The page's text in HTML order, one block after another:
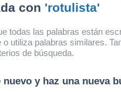
con 'rotulista'
todas las palabras están
utiliza palabras similares.
de búsqueda.
y haz una nueva